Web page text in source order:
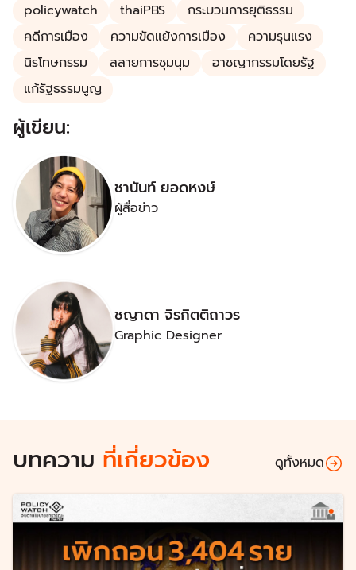
policywatch thaiPBS
กระบวนการยุติธรรม
คดีการเมือง
ความขัดแย้งการเมือง
ความรุนแรง
นิรโทษกรรม
สลายการชุมนุม
อาชญากรรมโดยรัฐ
แก้รัฐธรรมนูญ
ผู้เขียน:
ชานันท์ ยอดหงษ์
ผู้สื่อข่าว
ชญาดา จิรกิตติถาวร
Graphic Designer
บทความ ที่เกี่ยวข้อง ดูทั้งหมด